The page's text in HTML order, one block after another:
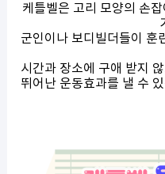
케틀벨은 고리 모양의 손
군인이나 보디빌더들이 훈
시간과 장소에 구애 받지
뛰어난 운동효과를 낼 수